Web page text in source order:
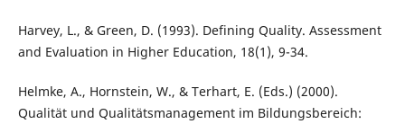
Harvey, L., & Green, D. (1993). Defining Quality. Assessment
and Evaluation in Higher Education, 18(1), 9-34.
Helmke, A., Hornstein, W., & Terhart, E. (Eds.) (2000).
Qualität und Qualitätsmanagement im Bildungsbereich: